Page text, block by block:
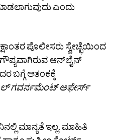
ಎಂದು
ಪೊಲೀಸರು ಸ್ವೇಚ್ಛೆಯಿಂದ
ಆನ್‌ಲೈನ್‌
ಬಗ್ಗೆ ಆತಂಕಕ್ಕೆ
ಗವರ್ನಮೆಂಟ್‌ ಅಫೇರ್ಸ್‌
ಮಾನ್ಯತೆ ಇಲ್ಲ. ಮಾಹಿತಿ